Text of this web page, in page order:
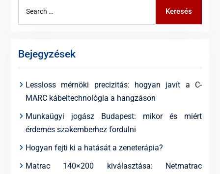
Keresés
Bejegyzések
Lessloss mérnöki precizitás: hogyan javít a C-
MARC kábeltechnológia a hangzáson
Munkaügyi jogász Budapest: mikor és miért
érdemes szakemberhez fordulni
Hogyan fejti ki a hatását a zeneterápia?
Matrac 140×200 kiválasztása: Netmatrac